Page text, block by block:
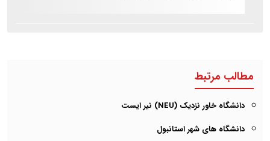
مطالب مرتبط
دانشگاه خاور نزدیک (NEU) نیر ایست
دانشگاه های شهر استانبول